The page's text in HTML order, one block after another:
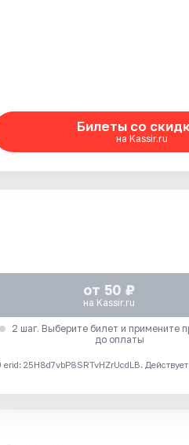
Билеты со
на Kassir.ru
от 50 ₽
на Kassir.ru
2 шаг. Выберите билет и примените
до оплаты
25H8d7vbP8SRTvHZrUcdLB.